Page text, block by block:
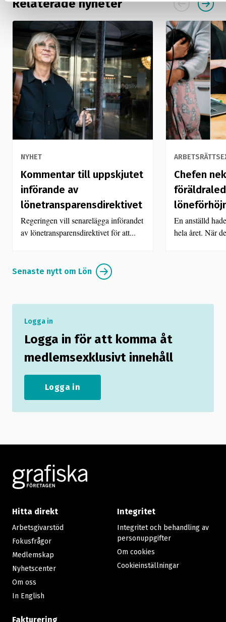
Logga in
Logga in för att komma åt
medlemsexklusivt innehåll
Logga in
Relaterade nyheter
NYHET
Kommentar till uppskjutet
införande av
lönetransparensdirektivet
Regeringen vill senarelägga införandet
av lönetransparensdirektivet för att...
Chefen
En anställd
hela året. När
Senaste nytt om Lön
Footer
Hitta direkt
Arbetsgivarstöd
Fokusfrågor
Medlemskap
Nyhetscenter
Om oss
In English
Integritet
Integritet och behandling av
personuppgifter
Om cookies
Cookieinställningar
Fakturering